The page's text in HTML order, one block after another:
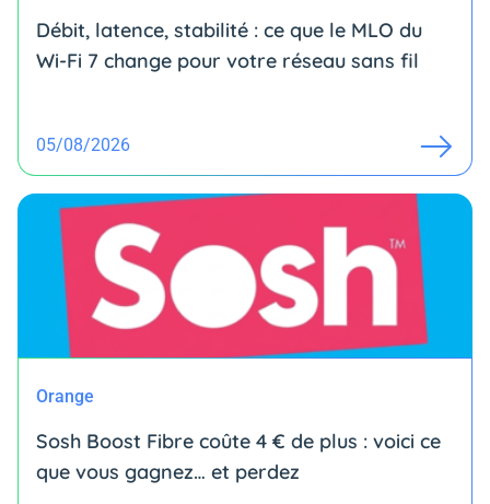
Débit, latence, stabilité : ce que le MLO du
Wi-Fi 7 change pour votre réseau sans fil
05/08/2026
Orange
Sosh Boost Fibre coûte 4 € de plus : voici ce
que vous gagnez… et perdez